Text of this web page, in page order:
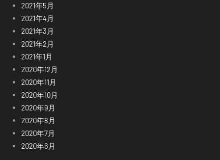
2021年5月
2021年4月
2021年3月
2021年2月
2021年1月
2020年12月
2020年11月
2020年10月
2020年9月
2020年8月
2020年7月
2020年6月